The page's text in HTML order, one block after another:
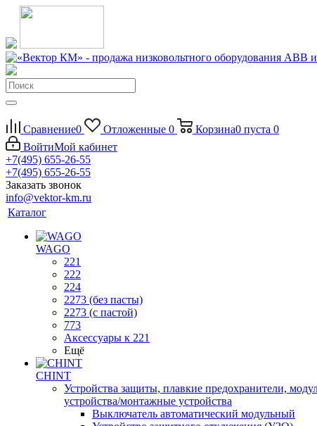
Сравнение0 Отложенные 0 Корзина0 пуста 0
ВойтиМой кабинет
+7(495) 655-26-55
+7(495) 655-26-55
Заказать звонок
info@vektor-km.ru
Каталог
WAGO
221
222
224
2273 (без пасты)
2273 (с пастой)
773
Аксессуары к 221
Ещё
CHINT
Устройства защиты, плавкие предохранители,
устройства/монтажные устройства
Выключатель автоматический модульный